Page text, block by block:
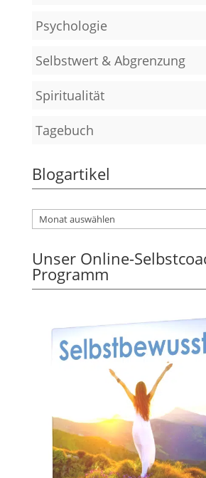
Psychologie
Selbstwert & Abgrenzung
Spiritualität
Tagebuch
Blogartikel
Unser Online-
Programm